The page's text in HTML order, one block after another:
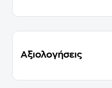
Αξιολογήσεις